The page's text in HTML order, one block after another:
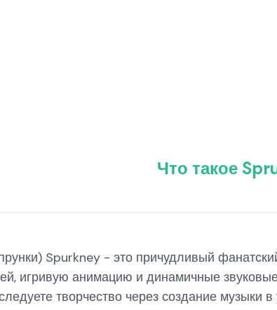
Что такое
Spurkney - это причудливый
игривую анимацию и динамичные
творчество через создание музыки